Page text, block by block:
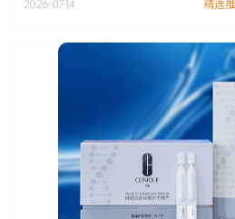
2026-07-14 精选